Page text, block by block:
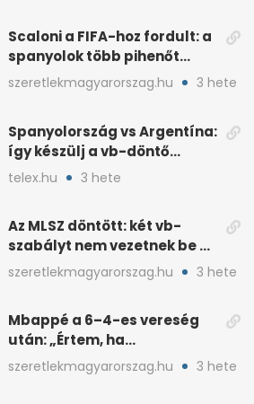
Scaloni a FIFA-hoz fordult: a
spanyolok több pihenőt
kaptak a vb-döntőre
szeretlekmagyarorszag.hu 3 hete
Spanyolország vs Argentína:
így készülj a vb-döntő
taktikai csatájára
telex.hu 3 hete
Az MLSZ döntött: két vb-
szabályt nem vezetnek be az
NB I-ben
szeretlekmagyarorszag.hu 3 hete
Mbappé a 6–4-es vereség
után: „Értem, ha
pofátlanságnak tűnt”
szeretlekmagyarorszag.hu 3 hete